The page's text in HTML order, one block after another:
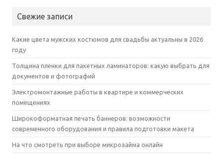
Свежие записи
Какие цвета мужских костюмов для свадьбы актуальны в 2026
году
Толщина пленки для пакетных ламинаторов: какую выбрать для
документов и фотографий
Электромонтажные работы в квартире и коммерческих
помещениях
Широкоформатная печать баннеров: возможности
современного оборудования и правила подготовки макета
На что смотреть при выборе микрозайма онлайн